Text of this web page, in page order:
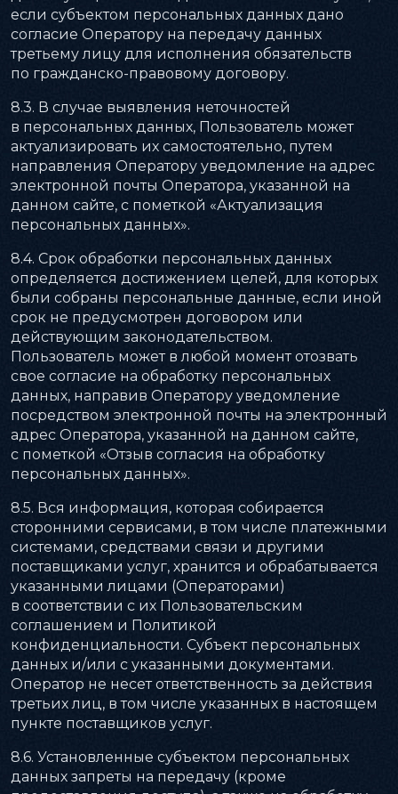
если субъектом персональных данных дано
согласие Оператору на передачу данных
третьему лицу для исполнения обязательств
по гражданско-правовому договору.
8.3. В случае выявления неточностей
в персональных данных, Пользователь может
актуализировать их самостоятельно, путем
направления Оператору уведомление на адрес
электронной почты Оператора, указанной на
данном сайте, с пометкой «Актуализация
персональных данных».
8.4. Срок обработки персональных данных
определяется достижением целей, для которых
были собраны персональные данные, если иной
срок не предусмотрен договором или
действующим законодательством.
Пользователь может в любой момент отозвать
свое согласие на обработку персональных
данных, направив Оператору уведомление
посредством электронной почты на электронный
адрес Оператора, указанной на данном сайте,
с пометкой «Отзыв согласия на обработку
персональных данных».
8.5. Вся информация, которая собирается
сторонними сервисами, в том числе платежными
системами, средствами связи и другими
поставщиками услуг, хранится и обрабатывается
указанными лицами (Операторами)
в соответствии с их Пользовательским
соглашением и Политикой
конфиденциальности. Субъект персональных
данных и/или с указанными документами.
Оператор не несет ответственность за действия
третьих лиц, в том числе указанных в настоящем
пункте поставщиков услуг.
8.6. Установленные субъектом персональных
данных запреты на передачу (кроме